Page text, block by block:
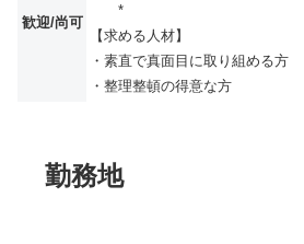
歓迎/尚可
*
【求める人材】
・素直で真面目に取り組める方
・整理整頓の得意な方
勤務地